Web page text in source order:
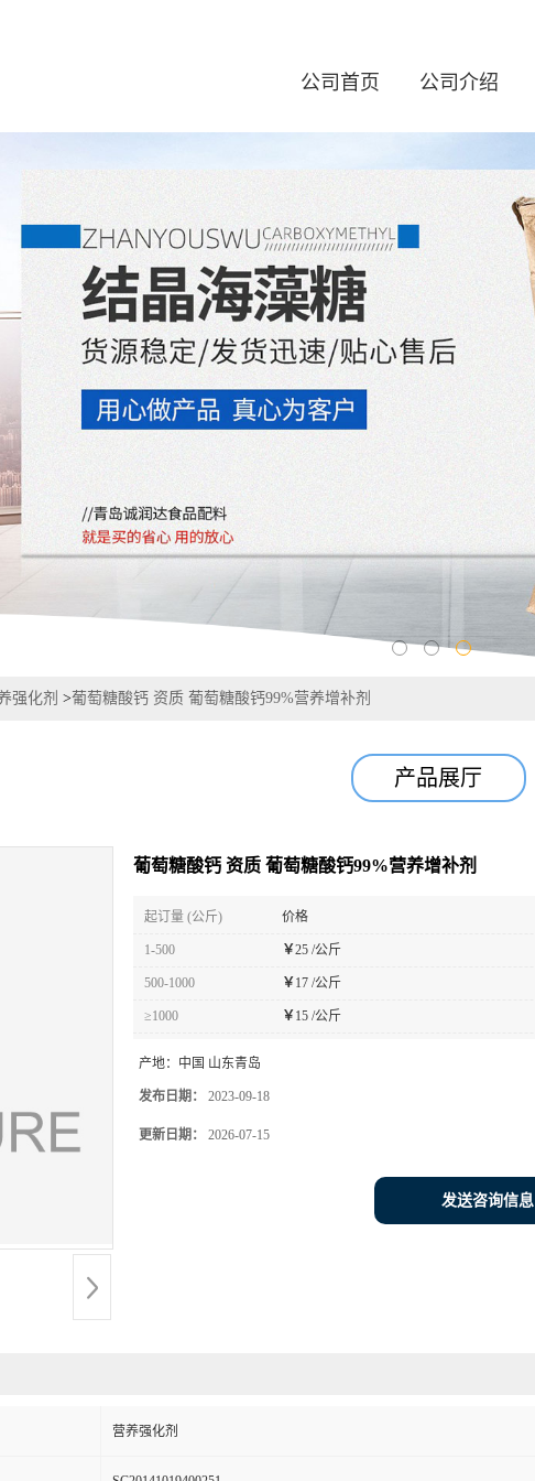
公司首页 公司介绍
强化剂 >葡萄糖酸钙 资质 葡萄糖酸钙99%营养增补剂
产品展厅
葡萄糖酸钙 资质 葡萄糖酸钙99%营养增补剂
起订量 (公斤) 价格
1-500 ￥25 /公斤
500-1000 ￥ 17 /公斤
≥1000 ￥ 15 /公斤
产地： 中国 山东青岛
发布日期： 2023-09-18
更新日期： 2026-07-15
发送咨询信息
营养强化剂